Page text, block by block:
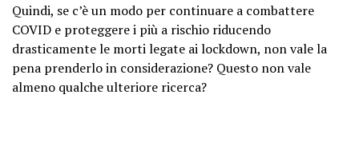
Quindi, se c’è un modo per continuare a combattere
COVID e proteggere i più a rischio riducendo
drasticamente le morti legate ai lockdown, non vale la
pena prenderlo in considerazione? Questo non vale
almeno qualche ulteriore ricerca?